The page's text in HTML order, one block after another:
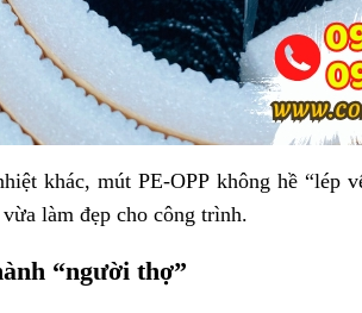
khác, mút PE-OPP không hề “lép
làm đẹp cho công trình.
“người thợ”